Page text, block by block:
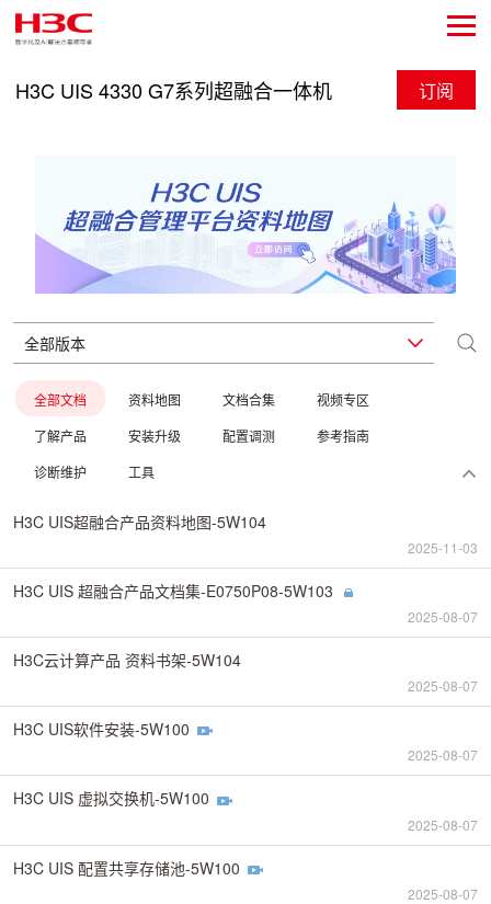
H3C UIS 4330 G7系列超融合一体机 订阅
全部文档 资料地图 文档合集
视频专区
了解产品
安装升级 配置调测
参考指南
诊断维护
工具
H3C UIS超融合产品资料地图-5W104
2025-11-03
H3C UIS 超融合产品文档集-E0750P08-5W103
2025-08-07
H3C云计算产品 资料书架-5W104
2025-08-07
H3C UIS软件安装-5W100
2025-08-07
H3C UIS 虚拟交换机-5W100
2025-08-07
H3C UIS 配置共享存储池-5W100
2025-08-07